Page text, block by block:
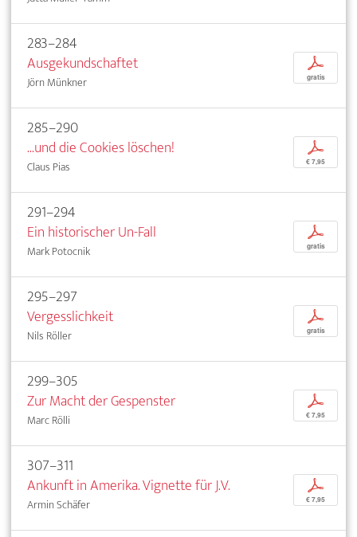
283–284
Ausgekundschaftet
Jörn Münkner
p
gratis
285–290
...und die Cookies löschen!
Claus Pias
p
€ 7,95
291–294
Ein historischer Un-Fall
Mark Potocnik
p
gratis
295–297
Vergesslichkeit
Nils Röller
p
gratis
299–305
Zur Macht der Gespenster
Marc Rölli
p
€ 7,95
307–311
Ankunft in Amerika. Vignette für J.V.
Armin Schäfer
p
€ 7,95